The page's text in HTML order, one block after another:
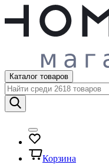
Каталог товаров
Корзина